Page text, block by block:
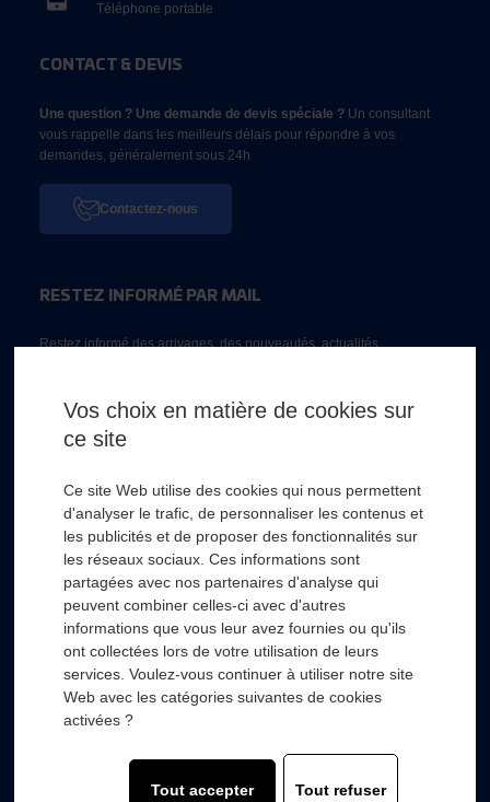
Téléphone portable
CONTACT & DEVIS
Une question ? Une demande de devis spéciale ? Un consultant
vous rappelle dans les meilleurs délais pour répondre à vos
demandes, généralement sous 24h
Contactez-nous
RESTEZ INFORMÉ PAR MAIL
Restez informé des arrivages, des nouveautés, actualités...
RSL HYDRO +
FOURNISSEURS +
SECTEURS D’ACTIVITÉS
Vos choix en matière de cookies sur
ce site
Ce site Web utilise des cookies qui nous permettent
d'analyser le trafic, de personnaliser les contenus et
les publicités et de proposer des fonctionnalités sur
les réseaux sociaux. Ces informations sont
partagées avec nos partenaires d'analyse qui
peuvent combiner celles-ci avec d'autres
informations que vous leur avez fournies ou qu'ils
ont collectées lors de votre utilisation de leurs
services. Voulez-vous continuer à utiliser notre site
Web avec les catégories suivantes de cookies
activées ?
Tout accepter Tout refuser